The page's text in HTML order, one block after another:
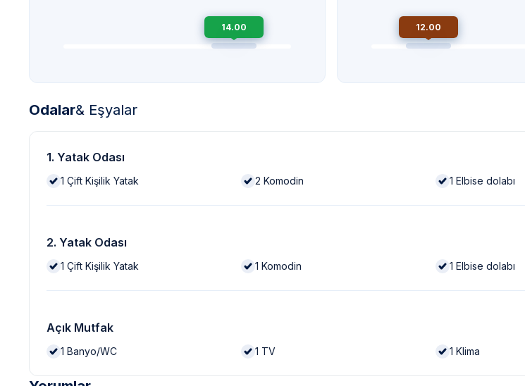
14.00 12.00
Odalar& Eşyalar
1. Yatak Odası
1 Çift Kişilik Yatak 2 Komodin 1 Elbise dolabı
2. Yatak Odası
1 Çift Kişilik Yatak 1 Komodin 1 Elbise dolabı
Açık Mutfak
1 Banyo/WC 1 TV 1 Klima